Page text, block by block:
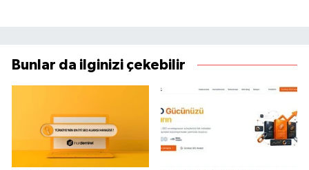
Bunlar da ilginizi çekebilir